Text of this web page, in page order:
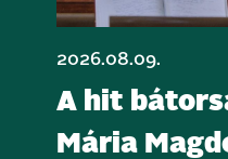
2026.08.09.
A hit
Mária